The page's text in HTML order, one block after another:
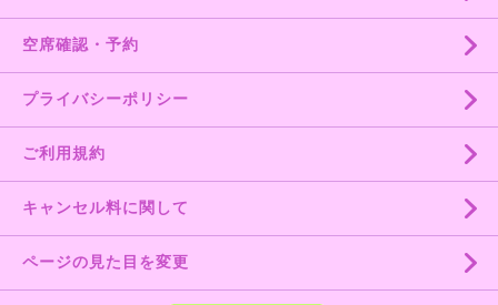
空席確認・予約
プライバシーポリシー
ご利用規約
キャンセル料に関して
ページの見た目を変更